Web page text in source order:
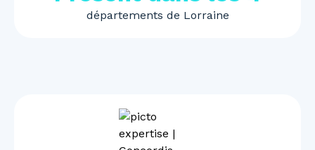
départements de Lorraine